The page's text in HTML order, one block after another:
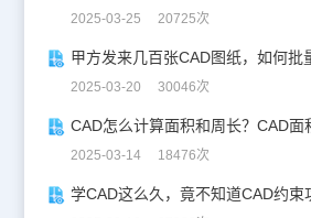
2025-03-25 20725次
2025-03-20 30046次
2025-03-14 18476次
学CAD这么久，竟不知道CAD约束